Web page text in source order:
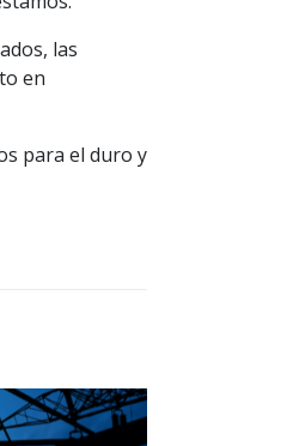
las
en
para el duro y